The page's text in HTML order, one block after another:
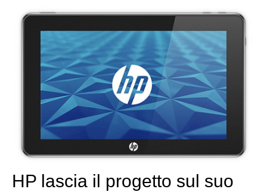
HP lascia il progetto sul suo